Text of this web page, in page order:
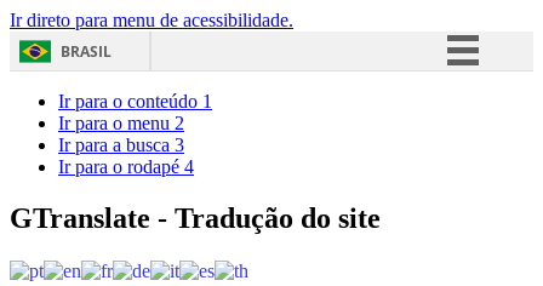
Ir direto para menu de acessibilidade.
BRASIL
Acesso à informação
Ir para o conteúdo 1
Ir para o menu 2
Ir para a busca 3
Ir para o rodapé 4
GTranslate - Tradução do site